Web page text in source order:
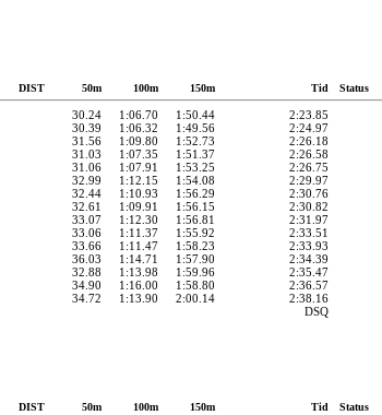
DIST 50m 100m 150m Tid Status
30.24 1:06.70 1:50.44
2:23.85
30.39 1:06.32 1:49.56
2:24.97
31.56 1:09.80 1:52.73
2:26.18
31.03 1:07.35 1:51.37
2:26.58
31.06 1:07.91 1:53.25
2:26.75
32.99 1:12.15 1:54.08
2:29.97
32.44 1:10.93 1:56.29
2:30.76
32.61 1:09.91 1:56.15
2:30.82
33.07 1:12.30 1:56.81
2:31.97
33.06 1:11.37 1:55.92
2:33.51
33.66 1:11.47 1:58.23
2:33.93
36.03 1:14.71 1:57.90
2:34.39
32.88 1:13.98 1:59.96
2:35.47
34.90 1:16.00 1:58.80
2:36.57
34.72 1:13.90 2:00.14
2:38.16
DSQ
DIST 50m 100m 150m Tid Status